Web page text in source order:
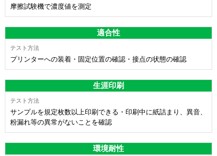
摩擦試験機で濃度値を測定
適合性
プリンターへの装着・固定位置の確認・接点の状態の確認
生涯印刷
サンプルを規定枚数以上印刷できる・印刷中に紙詰まり、異音、
粉漏れ等の異常がないことを確認
環境耐性